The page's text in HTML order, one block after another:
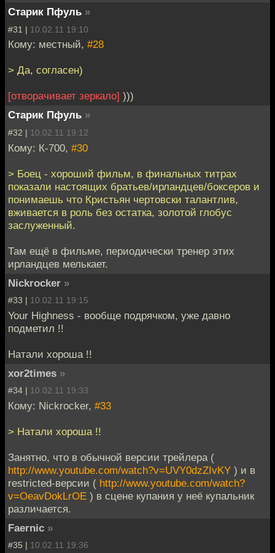
Старик Пфуль »
#31 | 10.02.11 19:10
Кому: местный, #28
> Да, согласен)
[отворачивает зеркало] )))
Старик Пфуль »
#32 | 10.02.11 19:12
Кому: К-700, #30
> Боец - хороший фильм, в финальных титрах
показали настоящих братьев/ирландцев/боксеров и
понимаешь что Кристьян чертовски талантлив,
вживается в роль без остатка, золотой глобус
заслуженный.
Там ещё в фильме, периодически тренер этих
ирландцев мелькает.
Nickrocker »
#33 | 10.02.11 19:15
Your Highness - вообще подрячком, уже давно
подметил !!
Натали хороша !!
xor2times »
#34 | 10.02.11 19:33
Кому: Nickrocker, #33
> Натали хороша !!
Занятно, что в обычной версии трейлера (
http://www.youtube.com/watch?v=UVY0dzZIvKY ) и в
restricted-версии ( http://www.youtube.com/watch?
v=OeavDokLrOE ) в сцене купания у неё купальник
различается.
Faernic »
#35 | 10.02.11 19:36